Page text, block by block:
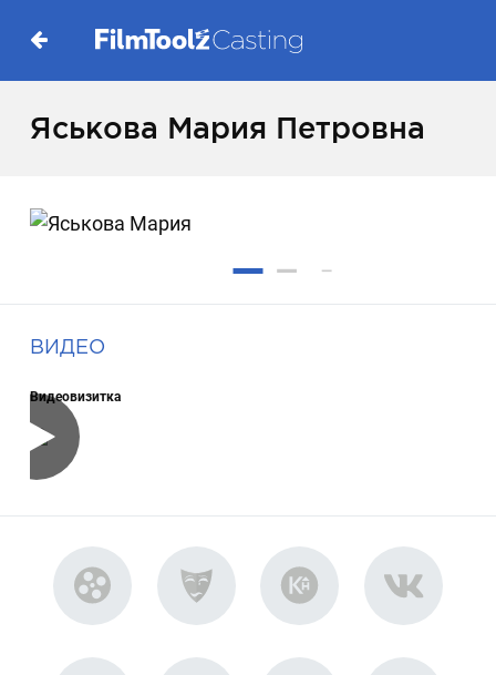
Яськова Мария Петровна
ВИДЕО
Видеовизитка